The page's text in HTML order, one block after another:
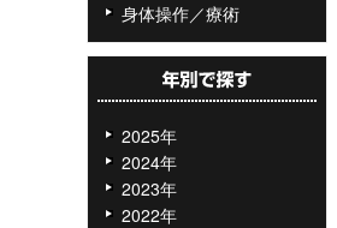
身体操作／療術
2025年
2024年
2023年
2022年